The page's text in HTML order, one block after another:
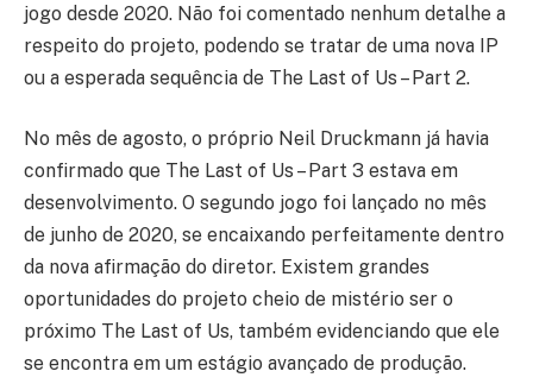
jogo desde 2020. Não foi comentado nenhum detalhe a
respeito do projeto, podendo se tratar de uma nova IP
ou a esperada sequência de The Last of Us – Part 2.
No mês de agosto, o próprio Neil Druckmann já havia
confirmado que The Last of Us – Part 3 estava em
desenvolvimento. O segundo jogo foi lançado no mês
de junho de 2020, se encaixando perfeitamente dentro
da nova afirmação do diretor. Existem grandes
oportunidades do projeto cheio de mistério ser o
próximo The Last of Us, também evidenciando que ele
se encontra em um estágio avançado de produção.